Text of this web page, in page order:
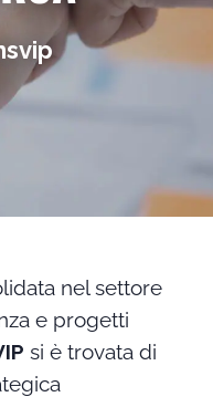
nel settore
e progetti
si è trovata di